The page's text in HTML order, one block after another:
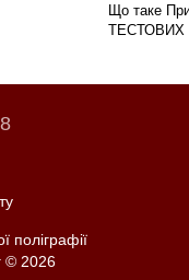
Що таке
ТЕСТОВИХ
поліграфії
© 2026